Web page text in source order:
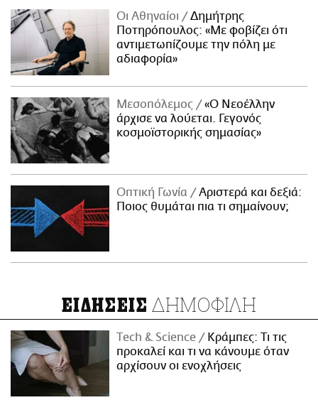
Οι Αθηναίοι
Δημήτρης
Ποτηρόπουλος: «Με φοβίζει ότι
αντιμετωπίζουμε την πόλη με
αδιαφορία»
Μεσοπόλεμος
«Ο Νεοέλλην
άρχισε να λούεται. Γεγονός
κοσμοϊστορικής σημασίας»
Οπτική Γωνία
Αριστερά και δεξιά:
Ποιος θυμάται πια τι σημαίνουν;
ΕΙΔΗΣΕΙΣ ΔΗΜΟΦΙΛΗ
Τech & Science
Κράμπες: Τι τις
προκαλεί και τι να κάνουμε όταν
αρχίσουν οι ενοχλήσεις